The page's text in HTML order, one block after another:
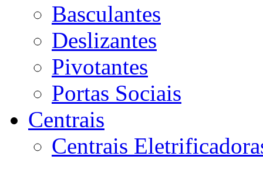
Basculantes
Deslizantes
Pivotantes
Portas Sociais
Centrais
Centrais